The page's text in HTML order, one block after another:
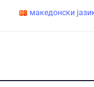
македонски